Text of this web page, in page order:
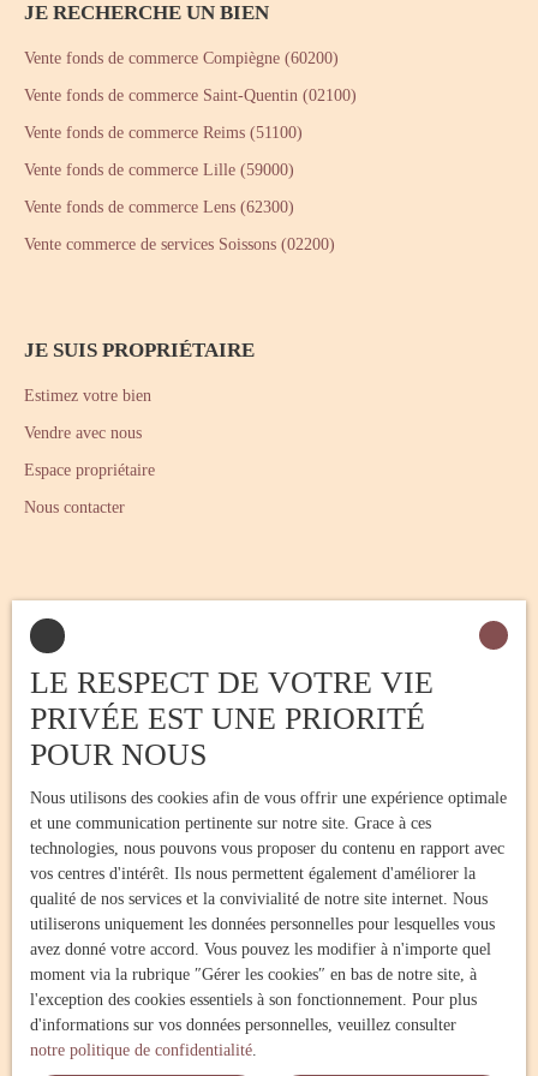
JE RECHERCHE UN BIEN
Vente fonds de commerce Compiègne (60200)
Vente fonds de commerce Saint-Quentin (02100)
Vente fonds de commerce Reims (51100)
Vente fonds de commerce Lille (59000)
Vente fonds de commerce Lens (62300)
Vente commerce de services Soissons (02200)
JE SUIS PROPRIÉTAIRE
Estimez votre bien
Vendre avec nous
Espace propriétaire
Nous contacter
INFORMATIONS
Nos honoraires
Mentions légales
Politique de confidentialité
Plan du site
Gérer les cookies
Propulsé par
+33 3 23 52 73 47
LE RESPECT DE VOTRE VIE
PRIVÉE EST UNE PRIORITÉ
POUR NOUS
Nous utilisons des cookies afin de vous offrir une expérience optimale
et une communication pertinente sur notre site. Grace à ces
technologies, nous pouvons vous proposer du contenu en rapport avec
vos centres d'intérêt. Ils nous permettent également d'améliorer la
qualité de nos services et la convivialité de notre site internet. Nous
utiliserons uniquement les données personnelles pour lesquelles vous
avez donné votre accord. Vous pouvez les modifier à n'importe quel
moment via la rubrique ″Gérer les cookies″ en bas de notre site, à
l'exception des cookies essentiels à son fonctionnement. Pour plus
d'informations sur vos données personnelles, veuillez consulter
notre politique de confidentialité.